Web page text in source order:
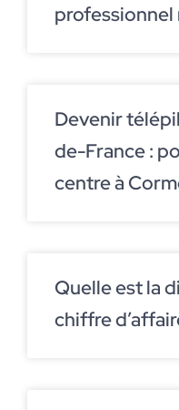
professionnel
Devenir
de-France :
centre à
Quelle est la
chiffre